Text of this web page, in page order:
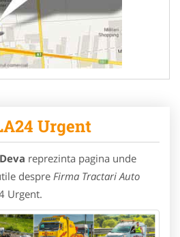
Urgent
reprezinta pagina unde
despre Firma Tractari Auto
Urgent.